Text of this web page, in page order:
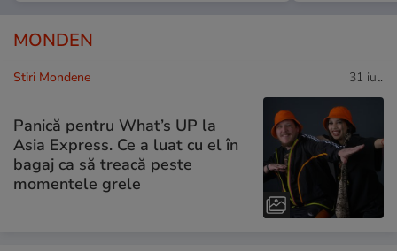
MONDEN
Stiri Mondene 31 iul.
Panică pentru What’s UP la
Asia Express. Ce a luat cu el în
bagaj ca să treacă peste
momentele grele